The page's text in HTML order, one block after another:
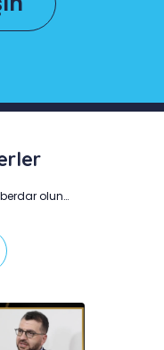
olun…